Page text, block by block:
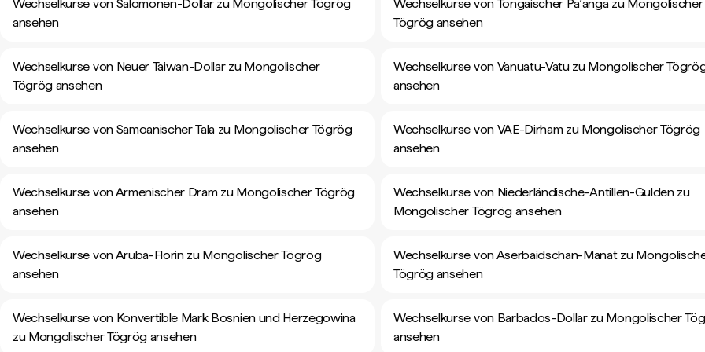
Wechselkurse von Salomonen-Dollar zu Mongolischer Tögrög
ansehen
Wechselkurse von Tongaischer Paʻanga zu Mongolischer
Tögrög ansehen
Wechselkurse von Neuer Taiwan-Dollar zu Mongolischer
Tögrög ansehen
Wechselkurse von Vanuatu-Vatu zu Mongolischer
ansehen
Wechselkurse von Samoanischer Tala zu Mongolischer Tögrög
ansehen
Wechselkurse von VAE-Dirham zu Mongolischer Tögrög
ansehen
Wechselkurse von Armenischer Dram zu Mongolischer Tögrög
ansehen
Wechselkurse von Niederländische-Antillen-Gulden zu
Mongolischer Tögrög ansehen
Wechselkurse von Aruba-Florin zu Mongolischer Tögrög
ansehen
Wechselkurse von Aserbaidschan-Manat zu
Tögrög ansehen
Wechselkurse von Konvertible Mark Bosnien und Herzegowina
zu Mongolischer Tögrög ansehen
Wechselkurse von Barbados-Dollar zu Mongolischer
ansehen